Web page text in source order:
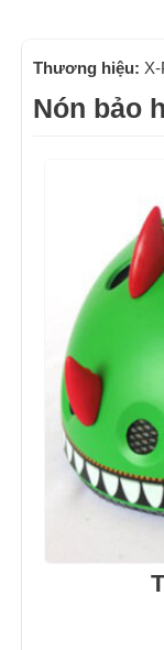
Thương hiệu:
Nón bảo